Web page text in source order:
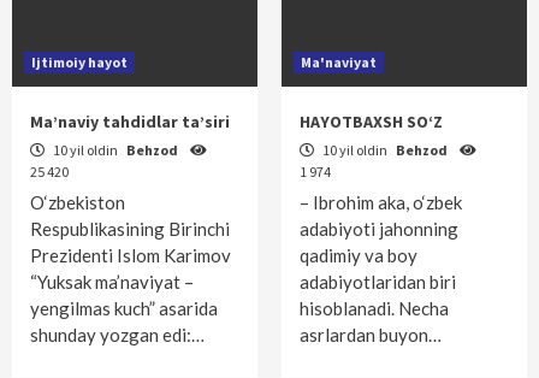
Ijtimoiy hayot
Ma’naviy tahdidlar ta’siri
10 yil oldin Behzod
25 420
O‘zbekiston
Respublikasining Birinchi
Prezidenti Islom Karimov
“Yuksak ma’naviyat –
yengilmas kuch” asarida
shunday yozgan edi:…
Ma'naviyat
HAYOTBAXSH SO‘Z
10 yil oldin Behzod
1 974
– Ibrohim aka, o‘zbek
adabiyoti jahonning
qadimiy va boy
adabiyotlaridan biri
hisoblanadi. Necha
asrlardan buyon…